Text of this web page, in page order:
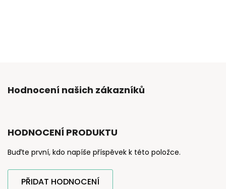
Hodnocení našich zákazníků
HODNOCENÍ PRODUKTU
Buďte první, kdo napíše příspěvek k této položce.
PŘIDAT HODNOCENÍ